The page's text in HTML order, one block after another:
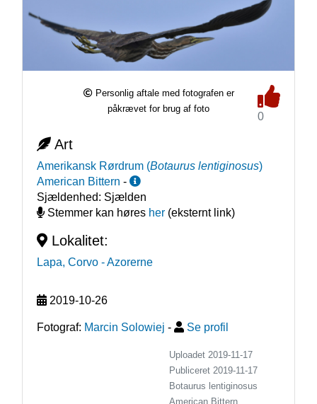
Personlig aftale med fotografen er
påkrævet for brug af foto
0
Art
Amerikansk Rørdrum (Botaurus lentiginosus)
American Bittern -
Sjældenhed: Sjælden
Stemmer kan høres her(eksternt link)
Lokalitet:
Lapa, Corvo - Azorerne
2019-10-26
Fotograf: Marcin Solowiej - Se profil
Uploadet 2019-11-17
Publiceret 2019-11-17
Botaurus lentiginosus
American Bittern